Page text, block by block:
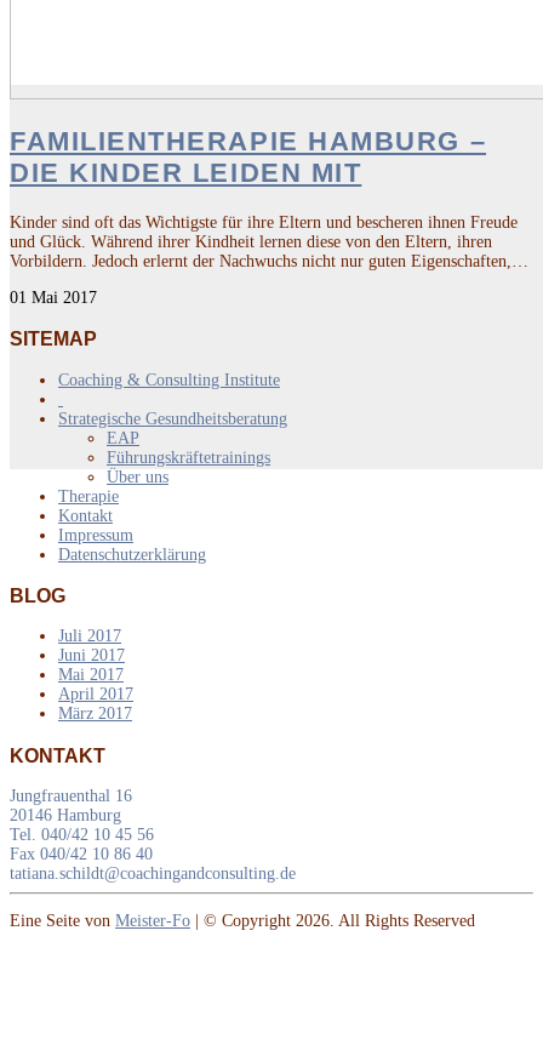
FAMILIENTHERAPIE HAMBURG –
DIE KINDER LEIDEN MIT
Kinder sind oft das Wichtigste für ihre Eltern und bescheren ihnen Freude
und Glück. Während ihrer Kindheit lernen diese von den Eltern, ihren
Vorbildern. Jedoch erlernt der Nachwuchs nicht nur guten Eigenschaften,…
01 Mai 2017
SITEMAP
Coaching & Consulting Institute
Strategische Gesundheitsberatung
EAP
Führungskräftetrainings
Über uns
Therapie
Kontakt
Impressum
Datenschutzerklärung
BLOG
Juli 2017
Juni 2017
Mai 2017
April 2017
März 2017
KONTAKT
Jungfrauenthal 16
20146 Hamburg
Tel. 040/42 10 45 56
Fax 040/42 10 86 40
tatiana.schildt@coachingandconsulting.de
Eine Seite von Meister-Fo | © Copyright 2026. All Rights Reserved